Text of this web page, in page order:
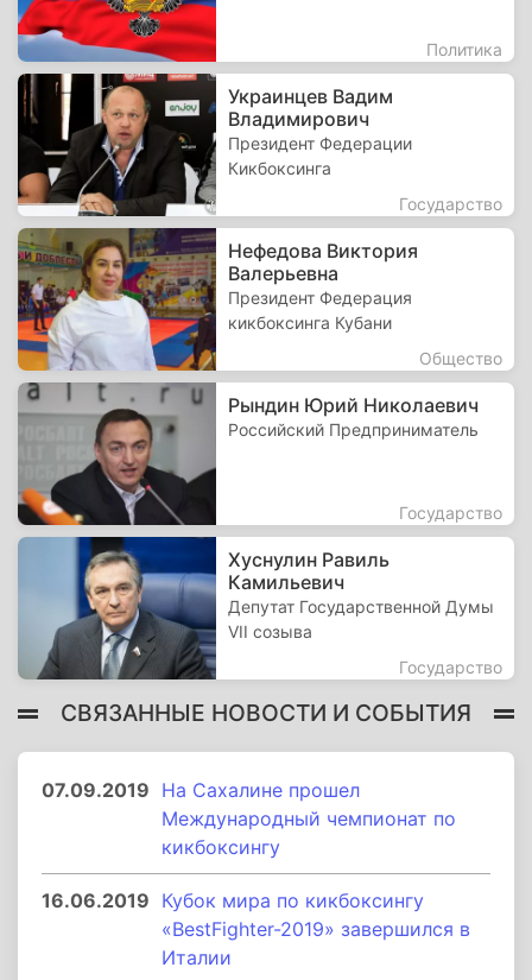
Политика
Украинцев Вадим
Владимирович
Президент Федерации
Кикбоксинга
Государство
Нефедова Виктория
Валерьевна
Президент Федерация
кикбоксинга Кубани
Общество
Рындин Юрий Николаевич
Российский Предприниматель
Государство
Хуснулин Равиль
Камильевич
Депутат Государственной Думы
VII созыва
Государство
СВЯЗАННЫЕ НОВОСТИ И СОБЫТИЯ
07.09.2019 На Сахалине прошел
Международный чемпионат по
кикбоксингу
16.06.2019 Кубок мира по кикбоксингу
«BestFighter-2019» завершился в
Италии